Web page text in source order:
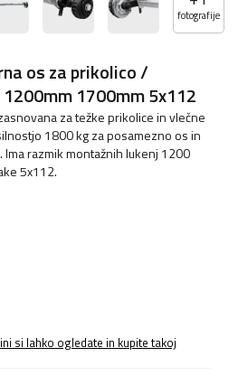
fotografije
os za prikolico /
1700mm 5x112
za težke prikolice in vlečne
1800 kg za posamezno os in
razmik montažnih lukenj 1200
5x112.
si lahko ogledate in kupite takoj